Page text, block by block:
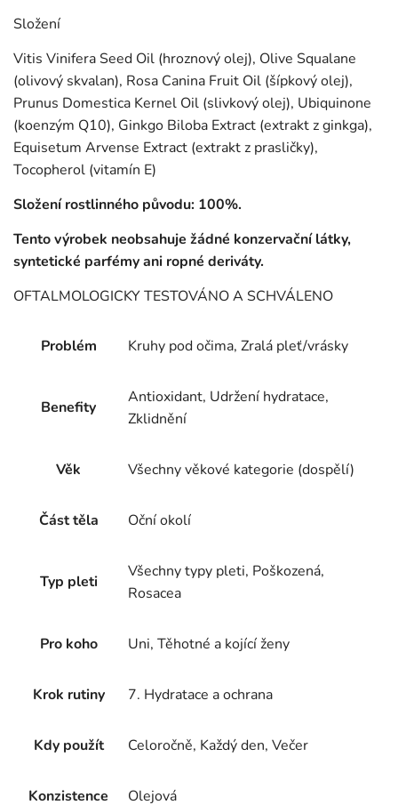
Složení
Vitis Vinifera Seed Oil (hroznový olej), Olive Squalane
(olivový skvalan), Rosa Canina Fruit Oil (šípkový olej),
Prunus Domestica Kernel Oil (slivkový olej), Ubiquinone
(koenzým Q10), Ginkgo Biloba Extract (extrakt z ginkga),
Equisetum Arvense Extract (extrakt z prasličky),
Tocopherol (vitamín E)
Složení rostlinného původu: 100%.
Tento výrobek neobsahuje žádné konzervační látky,
syntetické parfémy ani ropné deriváty.
OFTALMOLOGICKY TESTOVÁNO A SCHVÁLENO
Problém Kruhy pod očima, Zralá pleť/vrásky
Benefity
Antioxidant, Udržení hydratace,
Zklidnění
Věk Všechny věkové kategorie (dospělí)
Část těla Oční okolí
Typ pleti
Všechny typy pleti, Poškozená,
Rosacea
Pro koho Uni, Těhotné a kojící ženy
Krok rutiny 7. Hydratace a ochrana
Kdy použít Celoročně, Každý den, Večer
Konzistence Olejová